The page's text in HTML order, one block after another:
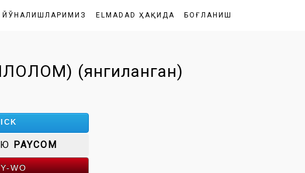
ЙЎНАЛИШЛАРИМИЗ ELMADAD ҲАҚИДА БОҒЛАНИШ
(янгиланган)
PAYCOM
WO